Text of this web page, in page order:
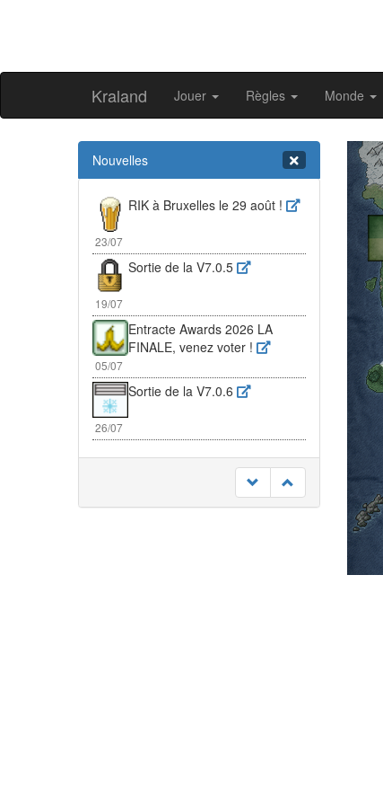
Kraland Jouer Règles Monde
Nouvelles
23/07
RIK à Bruxelles le 29 août !
19/07
Sortie de la V7.0.5
05/07
Entracte Awards 2026 LA
FINALE, venez voter !
26/07
Sortie de la V7.0.6